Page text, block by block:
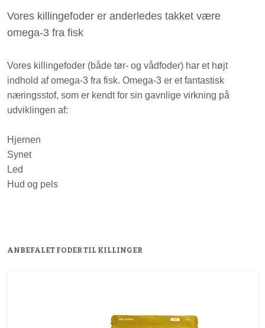
Vores killingefoder er anderledes takket være
omega-3 fra fisk
Vores killingefoder (både tør- og vådfoder) har et højt
indhold af omega-3 fra fisk. Omega-3 er et fantastisk
næringsstof, som er kendt for sin gavnlige virkning på
udviklingen af:
Hjernen
Synet
Led
Hud og pels
ANBEFALET FODER TIL KILLINGER